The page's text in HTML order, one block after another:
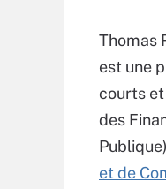
Thomas
est une
courts et
des
et de